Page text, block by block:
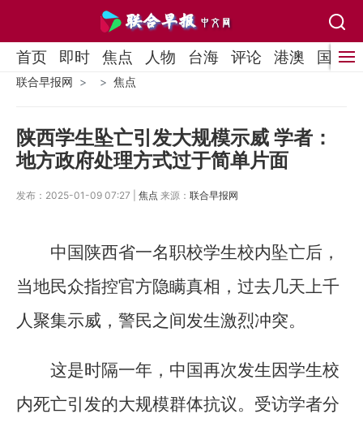
首页 即时 焦点 人物 台海 评论 港澳 国际
联合早报网 焦点
陕西学生坠亡引发大规模示威 学者：
地方政府处理方式过于简单片面
发布：2025-01-09 07:27 | 焦点 来源： 联合早报网
中国陕西省一名职校学生校内坠亡后，
当地民众指控官方隐瞒真相，过去几天上千
人聚集示威，警民之间发生激烈冲突。
这是时隔一年，中国再次发生因学生校
内死亡引发的大规模群体抗议。受访学者分